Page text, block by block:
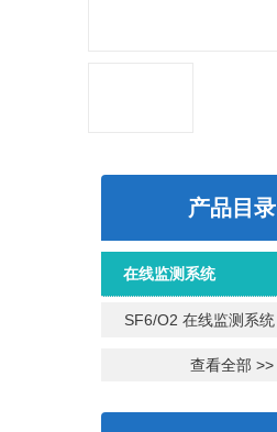
产品目录
在线监测系统
SF6/O2 在线监测系统
查看全部 >>